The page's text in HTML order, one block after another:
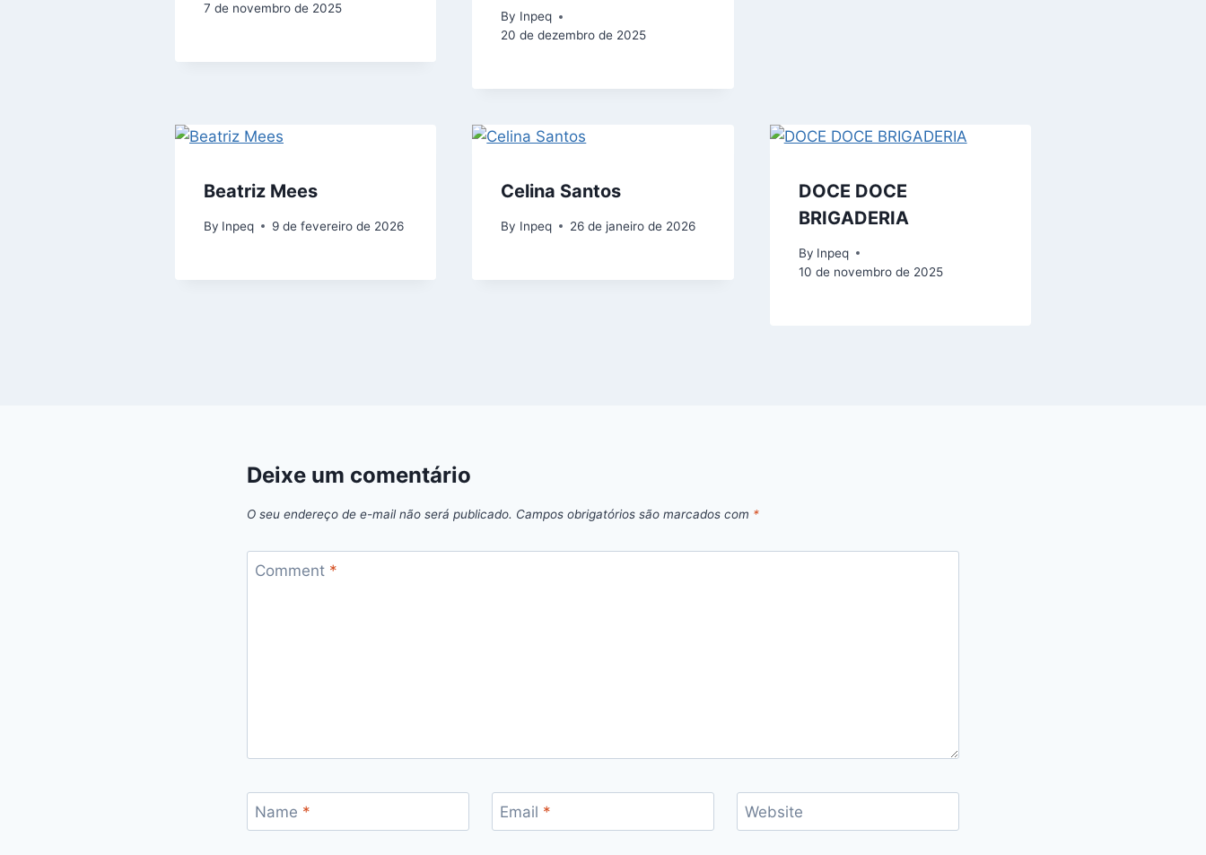
7 de novembro de 2025
By Inpeq
20 de dezembro de 2025
Beatriz Mees
By Inpeq 9 de fevereiro de 2026
Celina Santos
By Inpeq 26 de janeiro de 2026
DOCE DOCE
BRIGADERIA
By Inpeq
10 de novembro de 2025
Deixe um comentário
O seu endereço de e-mail não será publicado. Campos obrigatórios são marcados com *
Comment *
Name * Email * Website